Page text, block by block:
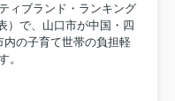
ィブランド・ランキング
）で、山口市が中国・四
内の子育て世帯の負担軽
。